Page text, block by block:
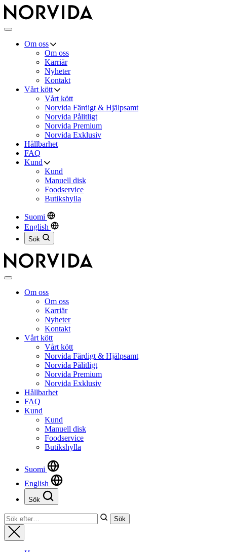
Norvida
Meny
Om oss
Om oss
Karriär
Nyheter
Kontakt
Vårt kött
Vårt kött
Norvida Färdigt & Hjälpsamt
Norvida Pålitligt
Norvida Premium
Norvida Exklusiv
Hållbarhet
FAQ
Kund
Kund
Manuell disk
Foodservice
Butikshylla
Suomi
English
Sök
Stäng
Om oss
Om oss
Karriär
Nyheter
Kontakt
Vårt kött
Vårt kött
Norvida Färdigt & Hjälpsamt
Norvida Pålitligt
Norvida Premium
Norvida Exklusiv
Hållbarhet
FAQ
Kund
Kund
Manuell disk
Foodservice
Butikshylla
Suomi
English
Sök
Stäng
Sök
efter:
Sök
Stäng